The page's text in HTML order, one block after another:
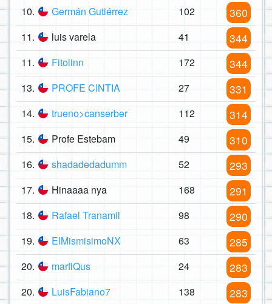
10. Germán Gutiérrez 102 360
11. luis varela 41 344
11. Fitolinn 172 344
13. PROFE CINTIA 27 331
14. trueno>canserber 112 314
15. Profe Estebam 49 310
16. shadadedadumm 52 293
17. Hinaaaa nya 168 291
18. Rafael Tranamil 98 290
19. ElMismisimoNX 63 285
20. marfiQus 24 283
20. LuisFabiano7 138 283